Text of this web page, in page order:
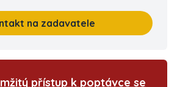
na zadavatele
přístup k poptávce se